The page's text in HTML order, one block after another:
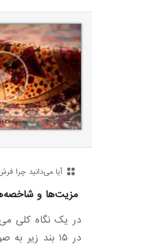
آیا می‌دانید چرا
مزیت‌ها و
در یک نگاه کلی
در ۱۵ بند